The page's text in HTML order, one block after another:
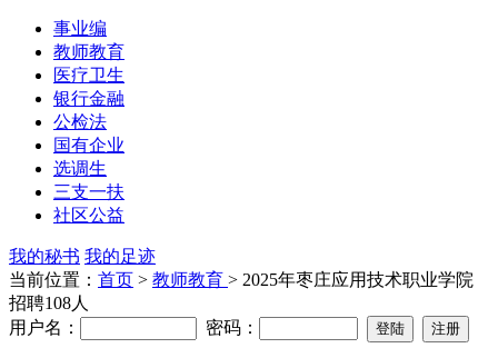
事业编
教师教育
医疗卫生
银行金融
公检法
国有企业
选调生
三支一扶
社区公益
我的秘书 我的足迹
当前位置： 首页 > 教师教育 > 2025年枣庄应用技术职业学院
招聘108人
用户名：
密码：